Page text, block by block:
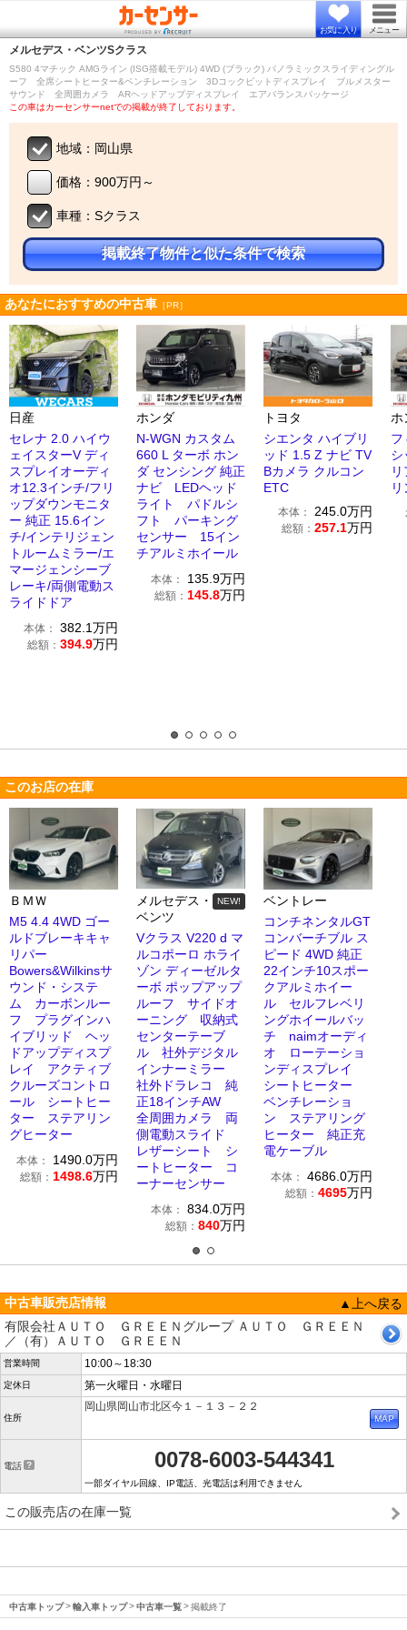
お気に入り メニュー
メルセデス・ベンツSクラス
S580 4マチック AMGライン (ISG搭載モデル) 4WD (ブラック) パノラミックスライディングル
ーフ 全席シートヒーター&ベンチレーション 3Dコックピットディスプレイ ブルメスター
サウンド 全周囲カメラ ARヘッドアップディスプレイ エアバランスパッケージ
この車はカーセンサーnetでの掲載が終了しております。
地域：岡山県
価格：900万円～
車種：Sクラス
掲載終了物件と似た条件で検索
あなたにおすすめの中古車 ［PR］
日産
セレナ 2.0 ハイウ
ェイスターV ディ
スプレイオーディ
オ12.3インチ/フリ
ップダウンモニタ
ー 純正 15.6イン
チ/インテリジェン
トルームミラー/エ
マージェンシーブ
レーキ/両側電動ス
ライドドア
本体： 382.1万円
総額： 394.9万円
ホンダ
N-WGN カスタム
660 L ターボ ホン
ダ センシング 純正
ナビ LEDヘッド
ライト パドルシ
フト パーキング
センサー 15イン
チアルミホイール
本体： 135.9万円
総額： 145.8万円
トヨタ
シエンタ ハイブリ
ッド 1.5 Z ナビ TV
Bカメラ クルコン
ETC
本体： 245.0万円
総額： 257.1万円
ホ
フ
このお店の在庫
ＢＭＷ
M5 4.4 4WD ゴー
ルドブレーキキャ
リパー
Bowers&Wilkinsサ
ウンド・システ
ム カーボンルー
フ プラグインハ
イブリッド ヘッ
ドアップディスプ
レイ アクティブ
クルーズコントロ
ール シートヒー
ター ステアリン
グヒーター
本体： 1490.0万円
総額： 1498.6万円
メルセデス・
ベンツ
NEW!
Vクラス V220 d マ
ルコポーロ ホライ
ゾン ディーゼルタ
ーボ ポップアップ
ルーフ サイドオ
ーニング 収納式
センターテーブ
ル 社外デジタル
インナーミラー
社外ドラレコ 純
正18インチAW
全周囲カメラ 両
側電動スライド
レザーシート シ
ートヒーター コ
ーナーセンサー
本体： 834.0万円
総額： 840万円
ベントレー
コンチネンタルGT
コンバーチブル ス
ピード 4WD 純正
22インチ10スポー
クアルミホイー
ル セルフレベリ
ングホイールバッ
チ naimオーディ
オ ローテーショ
ンディスプレイ
シートヒーター
ベンチレーショ
ン ステアリング
ヒーター 純正充
電ケーブル
本体： 4686.0万円
総額： 4695万円
中古車販売店情報
▲上へ戻る
有限会社ＡＵＴＯ ＧＲＥＥＮグループ ＡＵＴＯ ＧＲＥＥＮ
／（有）ＡＵＴＯ ＧＲＥＥＮ
営業時間 10:00～18:30
定休日 第一火曜日・水曜日
住所
岡山県岡山市北区今１－１３－２２
電話 0078-6003-544341
一部ダイヤル回線、IP電話、光電話は利用できません
この販売店の在庫一覧
中古車トップ 輸入車トップ 中古車一覧 掲載終了